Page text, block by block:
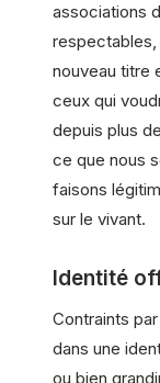
associations
respectables,
nouveau titre
ceux qui
depuis plus
ce que nous
faisons
sur le vivant.
Identité
Contraints
dans une
ou bien